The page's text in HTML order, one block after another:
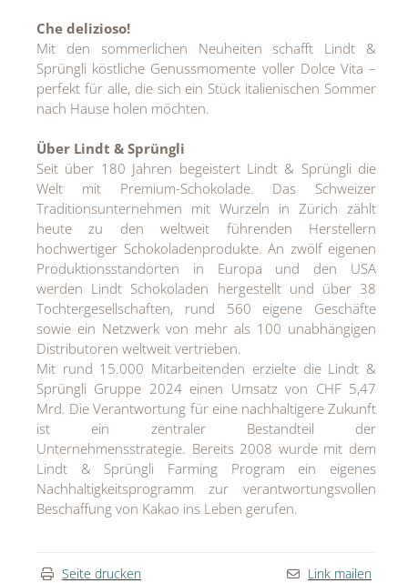
Che delizioso!
Mit den sommerlichen Neuheiten schafft Lindt &
Sprüngli köstliche Genussmomente voller Dolce Vita –
perfekt für alle, die sich ein Stück italienischen Sommer
nach Hause holen möchten.
Über Lindt & Sprüngli
Seit über 180 Jahren begeistert Lindt & Sprüngli die
Welt mit Premium-Schokolade. Das Schweizer
Traditionsunternehmen mit Wurzeln in Zürich zählt
heute zu den weltweit führenden Herstellern
hochwertiger Schokoladenprodukte. An zwölf eigenen
Produktionsstandorten in Europa und den USA
werden Lindt Schokoladen hergestellt und über 38
Tochtergesellschaften, rund 560 eigene Geschäfte
sowie ein Netzwerk von mehr als 100 unabhängigen
Distributoren weltweit vertrieben.
Mit rund 15.000 Mitarbeitenden erzielte die Lindt &
Sprüngli Gruppe 2024 einen Umsatz von CHF 5,47
Mrd. Die Verantwortung für eine nachhaltigere Zukunft
ist ein zentraler Bestandteil der
Unternehmensstrategie. Bereits 2008 wurde mit dem
Lindt & Sprüngli Farming Program ein eigenes
Nachhaltigkeitsprogramm zur verantwortungsvollen
Beschaffung von Kakao ins Leben gerufen.
Seite drucken Link mailen